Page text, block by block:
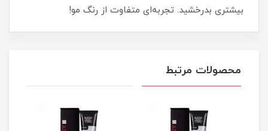
بیشتری بدرخشید. تجربه‌ای متفاوت از رنگ مو!
محصولات مرتبط